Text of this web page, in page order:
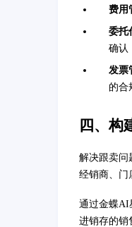
费用
委托
确认
发票
的合
四、构
解决跟卖问
经销商、门
通过金蝶AI
进销存的销